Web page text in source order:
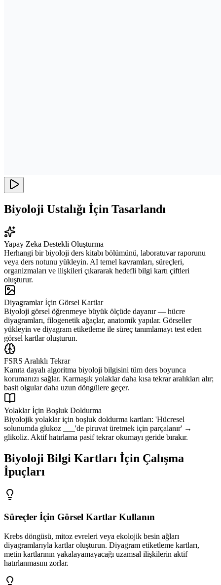
Biyoloji Ustalığı İçin Tasarlandı
Yapay Zeka Destekli Oluşturma
Herhangi bir biyoloji ders kitabı bölümünü, laboratuvar raporunu
veya ders notunu yükleyin. AI temel kavramları, süreçleri,
organizmaları ve ilişkileri çıkararak hedefli bilgi kartı çiftleri
oluşturur.
Diyagramlar İçin Görsel Kartlar
Biyoloji görsel öğrenmeye büyük ölçüde dayanır — hücre
diyagramları, filogenetik ağaçlar, anatomik yapılar. Görseller
yükleyin ve diyagram etiketleme ile süreç tanımlamayı test eden
görsel kartlar oluşturun.
FSRS Aralıklı Tekrar
Kanıta dayalı algoritma biyoloji bilgisini tüm ders boyunca
korumanızı sağlar. Karmaşık yolaklar daha kısa tekrar aralıkları alır;
basit olgular daha uzun döngülere geçer.
Yolaklar İçin Boşluk Doldurma
Biyolojik yolaklar için boşluk doldurma kartları: 'Hücresel
solunumda glukoz ___'de piruvat üretmek için parçalanır' →
glikoliz. Aktif hatırlama pasif tekrar okumayı geride bırakır.
Biyoloji Bilgi Kartları İçin Çalışma
İpuçları
Süreçler İçin Görsel Kartlar Kullanın
Krebs döngüsü, mitoz evreleri veya ekolojik besin ağları
diyagramlarıyla kartlar oluşturun. Diyagram etiketleme kartları,
metin kartlarının yakalayamayacağı uzamsal ilişkilerin aktif
hatırlanmasını zorlar.